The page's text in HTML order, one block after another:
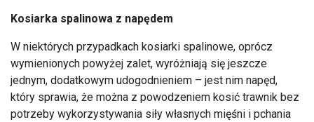
Kosiarka spalinowa z napędem
W niektórych przypadkach kosiarki spalinowe, oprócz
wymienionych powyżej zalet, wyróżniają się jeszcze
jednym, dodatkowym udogodnieniem – jest nim napęd,
który sprawia, że można z powodzeniem kosić trawnik bez
potrzeby wykorzystywania siły własnych mięśni i pchania